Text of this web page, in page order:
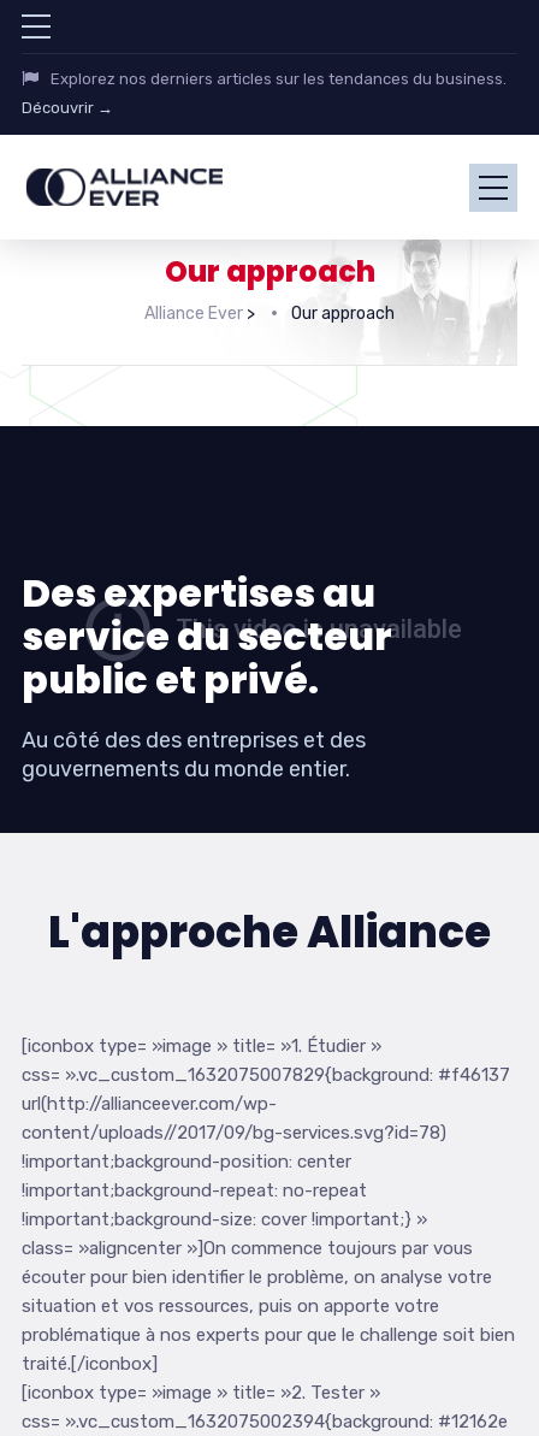
Explorez nos derniers articles sur les tendances du business.
Découvrir →
Our approach
Alliance Ever > Our approach
Des expertises au
service du secteur
public et privé.
Au côté des des entreprises et des
gouvernements du monde entier.
L'approche Alliance
[iconbox type= »image » title= »1. Étudier »
css= ».vc_custom_1632075007829{background: #f46137
url(http://allianceever.com/wp-
content/uploads//2017/09/bg-services.svg?id=78)
!important;background-position: center
!important;background-repeat: no-repeat
!important;background-size: cover !important;} »
class= »aligncenter »]On commence toujours par vous
écouter pour bien identifier le problème, on analyse votre
situation et vos ressources, puis on apporte votre
problématique à nos experts pour que le challenge soit bien
traité.[/iconbox]
[iconbox type= »image » title= »2. Tester »
css= ».vc_custom_1632075002394{background: #12162e